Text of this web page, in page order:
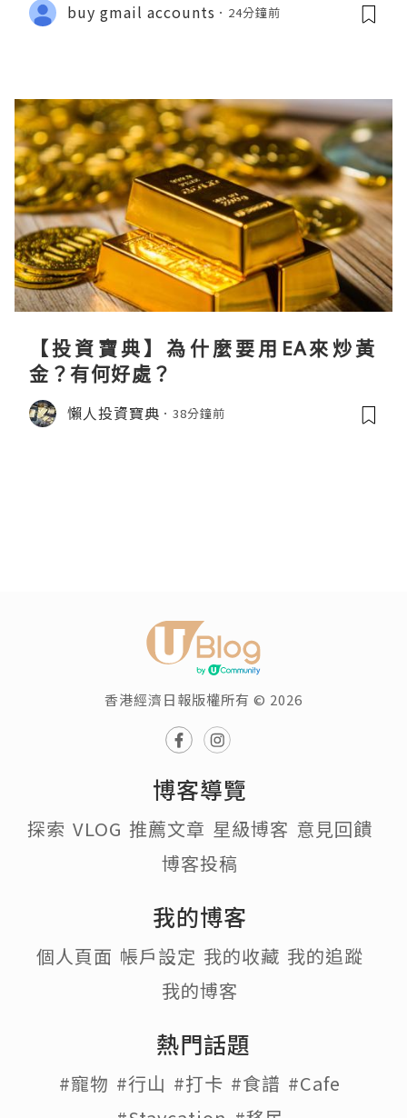
buy gmail accounts 24分鐘前
【投資寶典】為什麼要用EA來炒黃
金？有何好處？
懶人投資寶典 38分鐘前
香港經濟日報版權所有 © 2026
博客導覽
探索 VLOG 推薦文章 星級博客 意見回饋
博客投稿
我的博客
個人頁面 帳戶設定 我的收藏 我的追蹤
我的博客
熱門話題
#寵物 #行山 #打卡 #食譜 #Cafe